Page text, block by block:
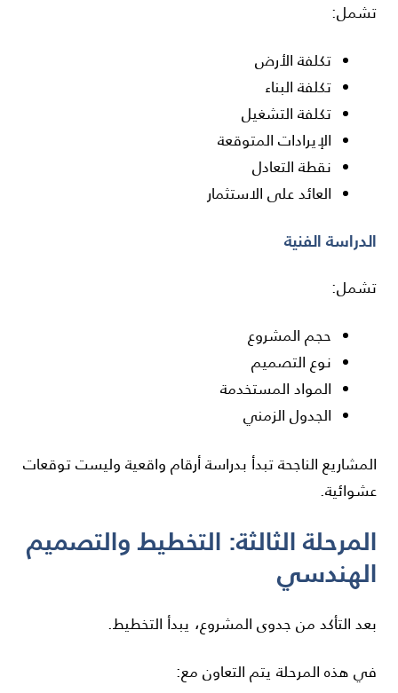
تشمل:
تكلفة الأرض
تكلفة البناء
تكلفة التشغيل
الإيرادات المتوقعة
نقطة التعادل
العائد على الاستثمار
الدراسة الفنية
تشمل:
حجم المشروع
نوع التصميم
المواد المستخدمة
الجدول الزمني
المشاريع الناجحة تبدأ بدراسة أرقام واقعية وليست توقعات
عشوائية.
المرحلة الثالثة: التخطيط والتصميم
الهندسي
بعد التأكد من جدوى المشروع، يبدأ التخطيط.
في هذه المرحلة يتم التعاون مع: